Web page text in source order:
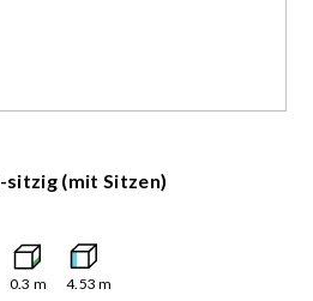
sitzig (mit Sitzen)
0.3 m 4.53 m